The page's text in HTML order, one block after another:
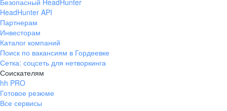
Безопасный HeadHunter
HeadHunter API
Партнерам
Инвесторам
Каталог компаний
Поиск по вакансиям в Гордеевке
Сетка: соцсеть для нетворкинга
Соискателям
hh PRO
Готовое резюме
Все сервисы